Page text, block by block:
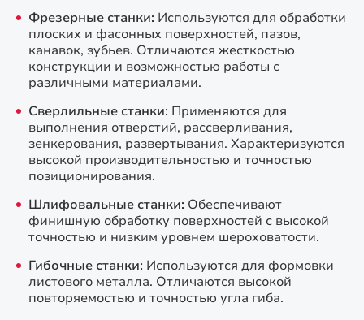
Фрезерные станки: Используются для обработки
плоских и фасонных поверхностей, пазов,
канавок, зубьев. Отличаются жесткостью
конструкции и возможностью работы с
различными материалами.
Сверлильные станки: Применяются для
выполнения отверстий, рассверливания,
зенкерования, развертывания. Характеризуются
высокой производительностью и точностью
позиционирования.
Шлифовальные станки: Обеспечивают
финишную обработку поверхностей с высокой
точностью и низким уровнем шероховатости.
Гибочные станки: Используются для формовки
листового металла. Отличаются высокой
повторяемостью и точностью угла гиба.